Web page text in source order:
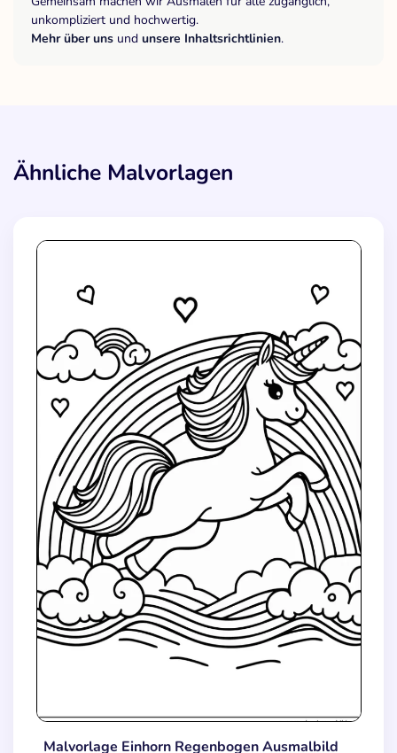
unkompliziert und hochwertig.
Mehr über uns und unsere Inhaltsrichtlinien.
Ähnliche Malvorlagen
Malvorlage Einhorn Regenbogen Ausmalbild